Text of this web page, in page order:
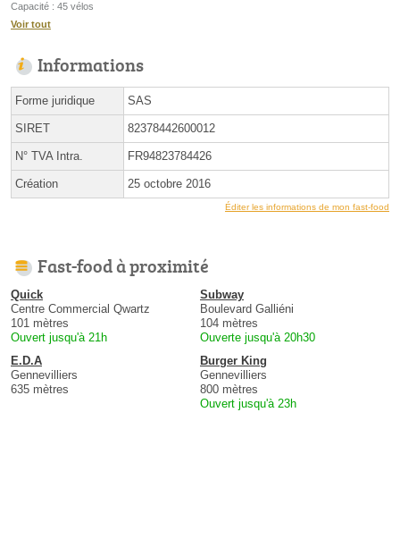
Capacité : 45 vélos
Voir tout
Informations
Forme juridique SAS
SIRET 82378442600012
N° TVA Intra. FR94823784426
Création 25 octobre 2016
Éditer les informations de mon fast-food
Fast-food à proximité
Quick
Centre Commercial Qwartz
101 mètres
Ouvert jusqu'à 21h
Subway
Boulevard Galliéni
104 mètres
Ouverte jusqu'à 20h30
E.D.A
Gennevilliers
635 mètres
Burger King
Gennevilliers
800 mètres
Ouvert jusqu'à 23h